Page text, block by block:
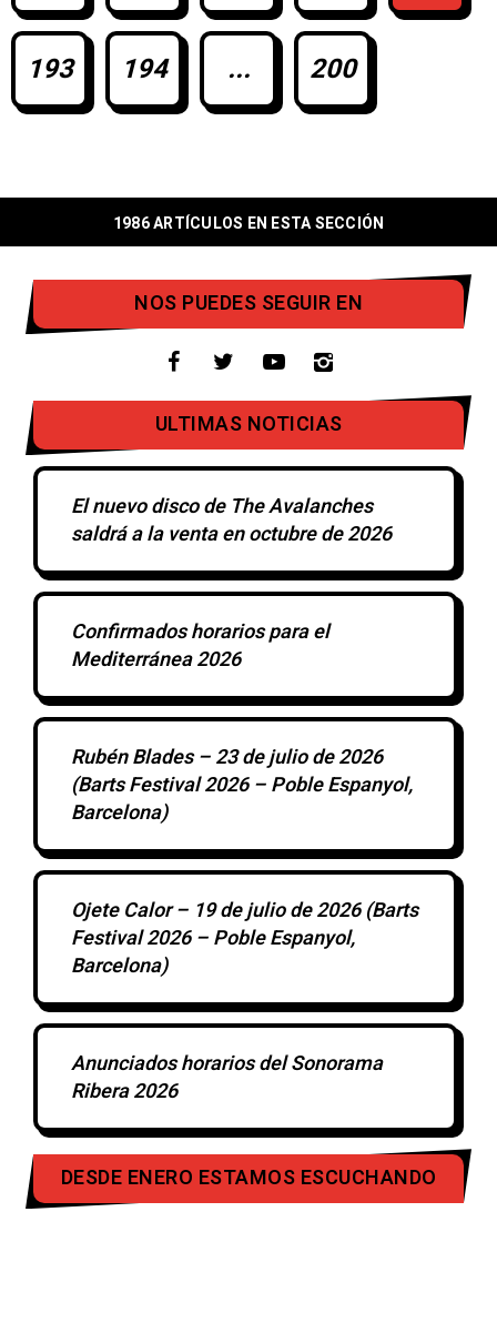
193 194 ... 200
1986 ARTÍCULOS EN ESTA SECCIÓN
NOS PUEDES SEGUIR EN
ULTIMAS NOTICIAS
El nuevo disco de The Avalanches
saldrá a la venta en octubre de 2026
Confirmados horarios para el
Mediterránea 2026
Rubén Blades – 23 de julio de 2026
(Barts Festival 2026 – Poble Espanyol,
Barcelona)
Ojete Calor – 19 de julio de 2026 (Barts
Festival 2026 – Poble Espanyol,
Barcelona)
Anunciados horarios del Sonorama
Ribera 2026
DESDE ENERO ESTAMOS ESCUCHANDO